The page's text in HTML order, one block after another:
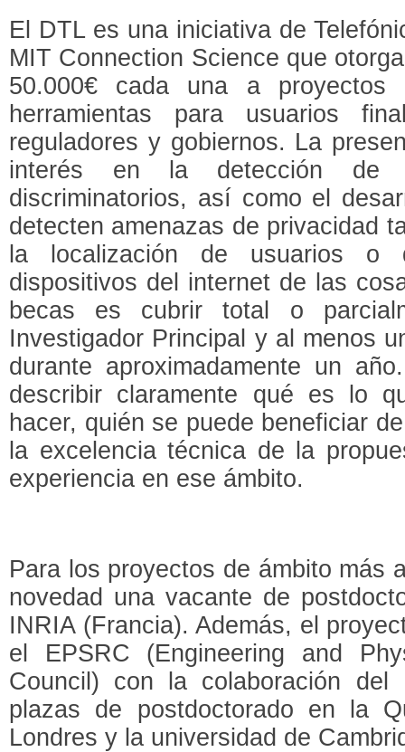
El DTL es una iniciativa de
MIT Connection Science que
50.000€ cada una a proyectos
herramientas para usuarios
reguladores y gobiernos. La
interés en la detección de
discriminatorios, así como el
detecten amenazas de privacidad
la localización de usuarios o
dispositivos del internet de las
becas es cubrir total o
Investigador Principal y al menos
durante aproximadamente un
describir claramente qué es lo
hacer, quién se puede beneficiar
la excelencia técnica de la
experiencia en ese ámbito.
Para los proyectos de ámbito más
novedad una vacante de
INRIA (Francia). Además, el
el EPSRC (Engineering and
Council) con la colaboración
plazas de postdoctorado en la
Londres y la universidad de